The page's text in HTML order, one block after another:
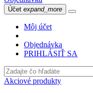
Účet expand_more
Môj účet
Objednávka
PRIHLÁSIŤ SA
Akciové produkty